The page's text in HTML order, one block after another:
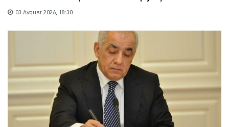
03 Avqust 2026, 18:30